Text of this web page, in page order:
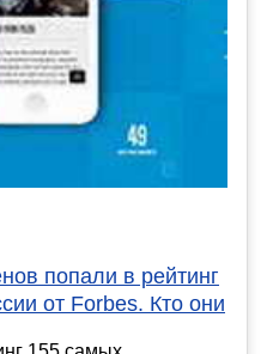
попали в рейтинг
от Forbes. Кто они